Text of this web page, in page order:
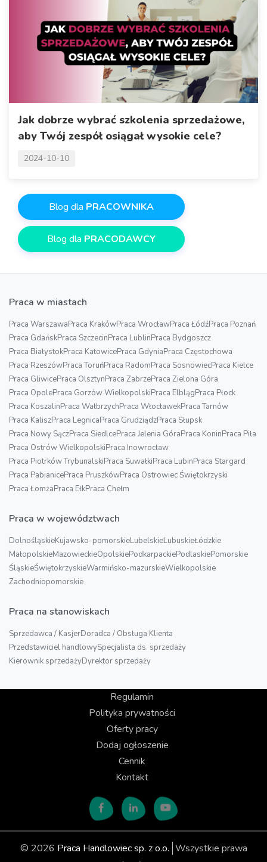
Jak dobrze wybrać szkolenia sprzedażowe,
aby Twój zespół osiągał wysokie cele?
2024-10-10
Blog dla PRACOWNIKA
Blog dla PRACODAWCY
Praca w miastach
Praca WarszawaPraca KrakówPraca WrocławPraca ŁódźPraca Poznań
Praca GdańskPraca SzczecinPraca LublinPraca Bydgoszcz
Praca BiałystokPraca KatowicePraca GdyniaPraca Częstochowa
Praca RzeszówPraca ToruńPraca RadomPraca SosnowiecPraca Kielce
Praca GliwicePraca OlsztynPraca ZabrzePraca Zielona Góra
Praca OpolePraca Gorzów WielkopolskiPraca ElblągPraca Płock
Praca KoszalinPraca WałbrzychPraca WłocławekPraca Tarnów
Praca KaliszPraca LegnicaPraca GrudziądzPraca Słupsk
Praca Nowy SączPraca SiedlcePraca Jelenia GóraPraca KoninPraca Piła
Praca Ostrów WielkopolskiPraca Inowrocław
Praca Piotrków TrybunalskiPraca SuwałkiPraca LubinPraca Stargard
Praca PabianicePraca PruszkówPraca Ostrowiec Świętokrzyski
Praca ŁomżaPraca EłkPraca Chełm
Praca w województwach
DolnośląskieKujawsko-pomorskieLubelskieLubuskieŁódzkie
MałopolskieMazowieckieOpolskiePodkarpackiePodlaskiePomorskie
ŚląskieŚwiętokrzyskieWarmińsko-mazurskieWielkopolskie
Zachodniopomorskie
Praca na stanowiskach
Sprzedawca / KasjerDoradca / Obsługa Klienta
Przedstawiciel handlowySpecjalista ds. sprzedaży
Kierownik sprzedażyDyrektor sprzedaży
Regulamin
Polityka prywatności
Oferty pracy
Dodaj ogłoszenie
Cennik
Kontakt
© 2026 Praca Handlowiec sp. z o.o. Wszystkie prawa